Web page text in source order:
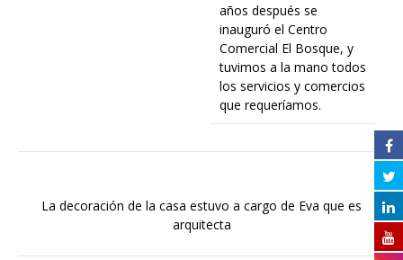
años después se
inauguró el Centro
Comercial El Bosque, y
tuvimos a la mano todos
los servicios y comercios
que requeríamos.
La decoración de la casa estuvo a cargo de Eva que es
arquitecta